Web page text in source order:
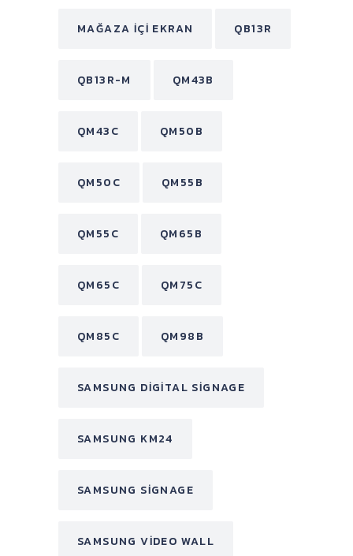
MAĞAZA İÇI EKRAN QB13R
QB13R-M QM43B
QM43C QM50B
QM50C QM55B
QM55C QM65B
QM65C QM75C
QM85C QM98B
SAMSUNG DIGITAL SIGNAGE
SAMSUNG KM24
SAMSUNG SIGNAGE
SAMSUNG VIDEO WALL